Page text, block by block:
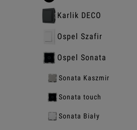
Karlik DECO
Ospel Szafir
Ospel Sonata
Sonata Kaszmir
Sonata touch
Sonata Biały